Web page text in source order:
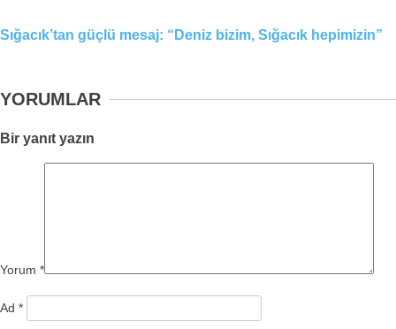
Sığacık’tan güçlü mesaj: “Deniz bizim, Sığacık hepimizin”
YORUMLAR
Bir yanıt yazın
Yorum *
Ad *